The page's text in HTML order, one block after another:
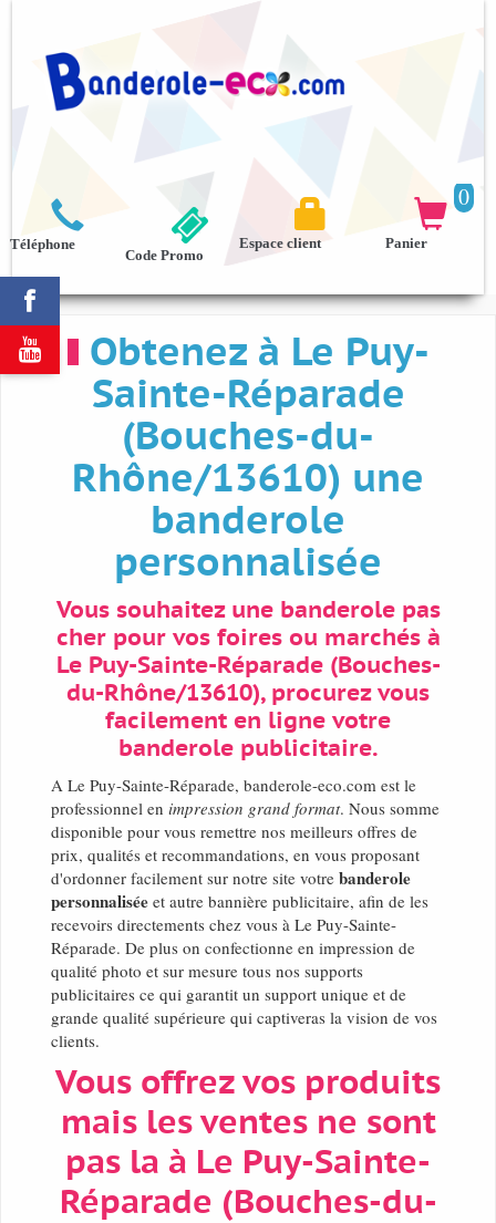



Téléphone
0

Panier

Espace client
Code Promo
Obtenez à Le Puy-
Sainte-Réparade
(Bouches-du-
Rhône/13610) une
banderole
personnalisée
Vous souhaitez une banderole pas
cher pour vos foires ou marchés à
Le Puy-Sainte-Réparade (Bouches-
du-Rhône/13610), procurez vous
facilement en ligne votre
banderole publicitaire.
A Le Puy-Sainte-Réparade, banderole-eco.com est le
professionnel en impression grand format. Nous somme
disponible pour vous remettre nos meilleurs offres de
prix, qualités et recommandations, en vous proposant
d'ordonner facilement sur notre site votre banderole
personnalisée et autre bannière publicitaire, afin de les
recevoirs directements chez vous à Le Puy-Sainte-
Réparade. De plus on confectionne en impression de
qualité photo et sur mesure tous nos supports
publicitaires ce qui garantit un support unique et de
grande qualité supérieure qui captiveras la vision de vos
clients.
Vous offrez vos produits
mais les ventes ne sont
pas la à Le Puy-Sainte-
Réparade (Bouches-du-